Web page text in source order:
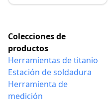
hoja de doble cara de
de limpieza y
eliminación de
pegamento OCA de
pantalla LCD
Colecciones de
productos
Herramientas de titanio
Estación de soldadura
Herramienta de
medición